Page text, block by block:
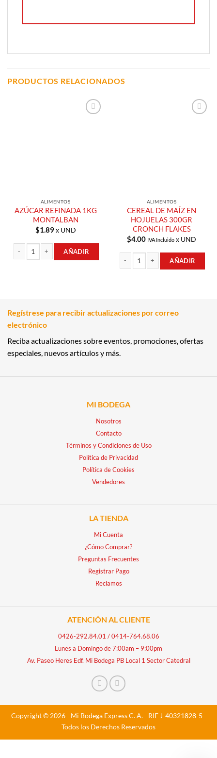
PRODUCTOS RELACIONADOS
ALIMENTOS
AZÚCAR REFINADA 1KG
MONTALBAN
$1.89x UND
AZÚCAR REFINADA 1KG MONTALBAN cantidad
AÑADIR
ALIMENTOS
CEREAL DE MAÍZ EN
HOJUELAS 300GR
CRONCH FLAKES
$4.00 IVA Incluido x UND
AÑADIR
Regístrese para recibir actualizaciones por correo
electrónico
Reciba actualizaciones sobre eventos, promociones, ofertas
especiales, nuevos artículos y más.
MI BODEGA
Nosotros
Contacto
Términos y Condiciones de Uso
Política de Privacidad
Política de Cookies
Vendedores
LA TIENDA
Mi Cuenta
¿Cómo Comprar?
Preguntas Frecuentes
Registrar Pago
Reclamos
ATENCIÓN AL CLIENTE
0426-292.84.01 /0414-764.68.06
Lunes a Domingo de 7:00am – 9:00pm
Av. Paseo Heres Edf. Mi Bodega PB Local 1 Sector Catedral
Copyright © 2026 - Mi Bodega Express C. A. - RIF J-40321828-5 -
Todos los Derechos Reservados